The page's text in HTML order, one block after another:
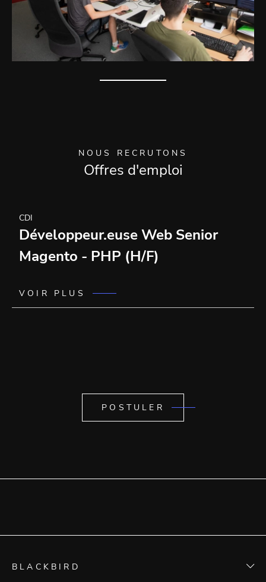
NOUS RECRUTONS
Offres d'emploi
CDI
Développeur.euse Web Senior
Magento - PHP (H/F)
VOIR PLUS
POSTULER
BLACKBIRD